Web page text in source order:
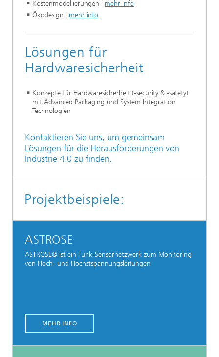
Kostenmodellierungen | mehr info
Ökodesign | mehr info
Lösungen für
Hardwaresicherheit
Konzepte für Hardwaresicherheit (-security & -safety)
mit Advanced Packaging und System Integration
Technologien
Kontaktieren Sie uns, um gemeinsam
Lösungen für die Herausforderungen von
Industrie 4.0 zu finden.
Projektbeispiele:
ASTROSE
ASTROSE® ist ein Funk-Sensornetzwerk zum Monitoring
von Hoch- und Höchstspannungsleitungen
MEHR INFO